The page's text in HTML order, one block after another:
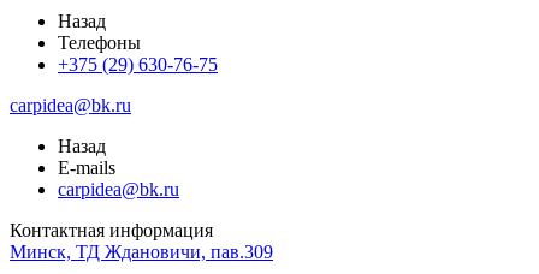
Назад
Телефоны
+375 (29) 630-76-75
carpidea@bk.ru
Назад
E-mails
carpidea@bk.ru
Контактная информация
Минск, ТД Ждановичи, пав.309